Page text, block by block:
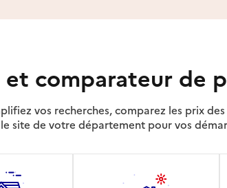
et comparateur de
vos recherches, comparez les prix des
site de votre département pour vos